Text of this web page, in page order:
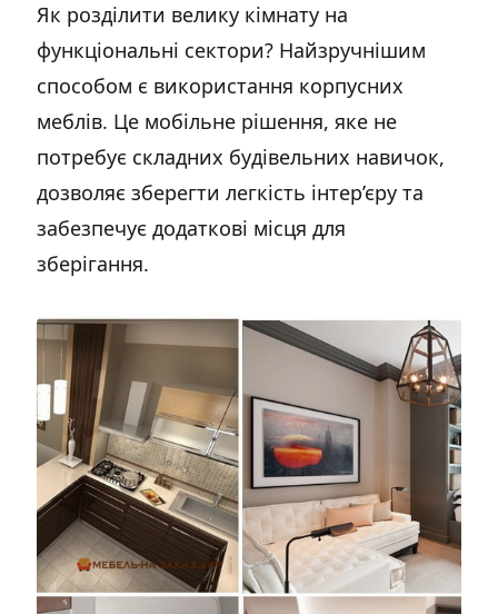
Як розділити велику кімнату на
функціональні сектори? Найзручнішим
способом є використання корпусних
меблів. Це мобільне рішення, яке не
потребує складних будівельних навичок,
дозволяє зберегти легкість інтер’єру та
забезпечує додаткові місця для
зберігання.